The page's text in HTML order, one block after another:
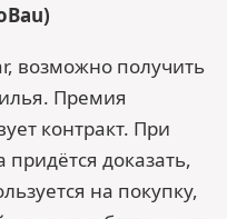
возможно получить
Премия
контракт. При
доказать,
на покупку,